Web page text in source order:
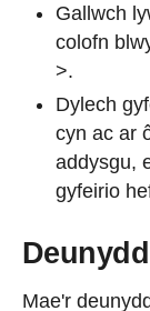
Gallwch
colofn
>.
Dylech
cyn ac ar
addysgu,
gyfeirio
Mae'r